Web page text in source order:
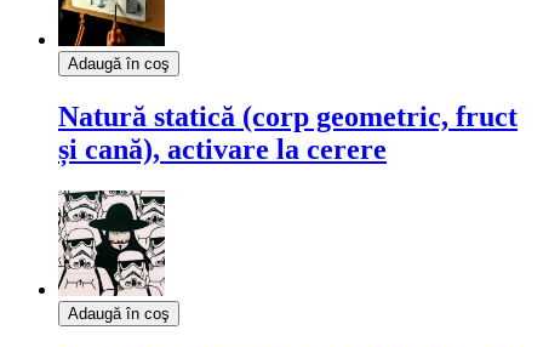
Adaugă în coş
Natură statică (corp geometric, fruct
și cană), activare la cerere
Adaugă în coş